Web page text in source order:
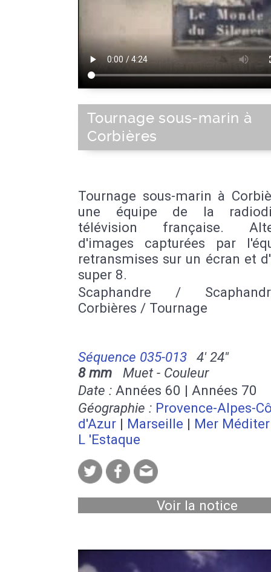
Tournage sous-marin à
Corbières
Tournage sous-marin à
une équipe de la
télévision française.
d'images capturées par
retransmises sur un écran et
super 8.
Scaphandre /
Corbières / Tournage
Séquence 035-013
4' 24''
8 mm Muet - Couleur
Date : Années 60 | Années 70
Géographie : Provence-Alpes-
d'Azur | Marseille | Mer
L 'Estaque
Voir la notice